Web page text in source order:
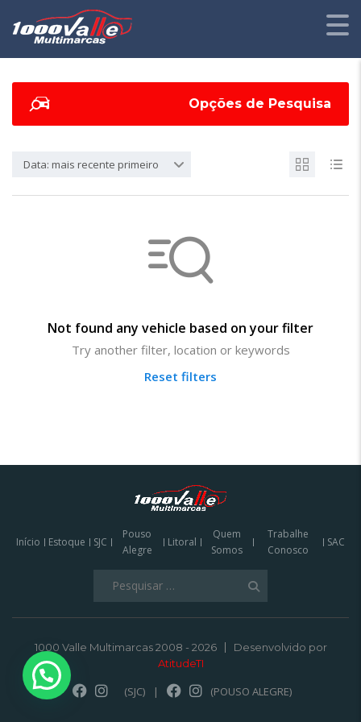
Opções de Pesquisa
Data: mais recente primeiro
Not found any vehicle based on your filter
Try another filter, location or keywords
Reset filters
Início Estoque SJC
Pouso
Alegre
Litoral
Quem
Somos
Trabalhe
Conosco
SAC
1000 Valle Multimarcas 2008 - 2026
Desenvolvido por
AtitudeTI
(SJC) | (POUSO ALEGRE)